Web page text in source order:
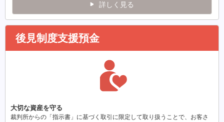
詳しく見る
後見制度支援預金
大切な資産を守る
裁判所からの「指示書」に基づく取引に限定して取り扱うことで、お客さ